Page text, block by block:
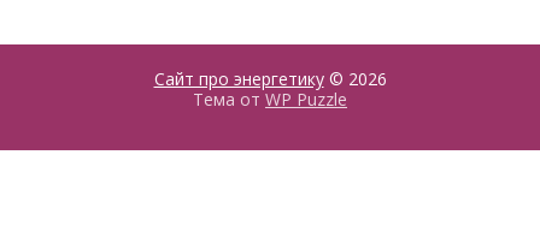
Сайт про энергетику© 2026
Тема от WP Puzzle